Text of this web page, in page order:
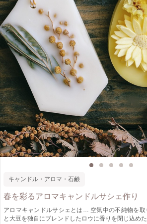
キャンドル・アロマ・石鹸
春を彩るアロマキャンドルサシェ作り
アロマキャンドルサシェとは… 空気中の不純物を取り除くと言われている蜜蝋
と大豆を独自にブレンドしたロウに香りを閉じ込め